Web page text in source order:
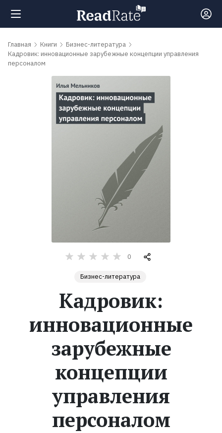
Поиск
Экранизации
Коллекции
Главная Книги
Бизнес-литература
Кадровик: инновационные зарубежные концепции управления
персоналом
0
Бизнес-литература
Кадровик:
инновационные
зарубежные
концепции
управления
персоналом